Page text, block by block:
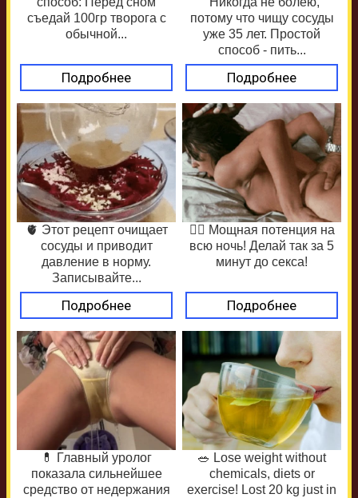
съедай 100гр творога с
обычной...
Подробнее
потому что чищу сосуды
уже 35 лет. Простой
способ - пить...
Подробнее
🫀 Этот рецепт очищает
сосуды и приводит
давление в норму.
Записывайте...
Подробнее
❤️‍🔥 Мощная потенция на
всю ночь! Делай так за 5
минут до секса!
Подробнее
💊 Главный уролог
показала сильнейшее
средство от недержания
🥗 Lose weight without
chemicals, diets or
exercise! Lost 20 kg just in